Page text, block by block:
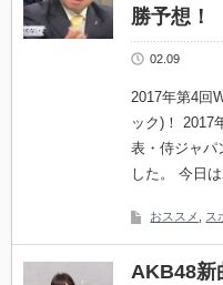
勝予想！
02.09
2017年第4回
ック)！ 2017
表・侍ジャパ
した。 今日
おススメ ス
AKB48新